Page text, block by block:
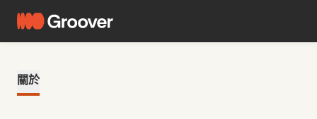
關於